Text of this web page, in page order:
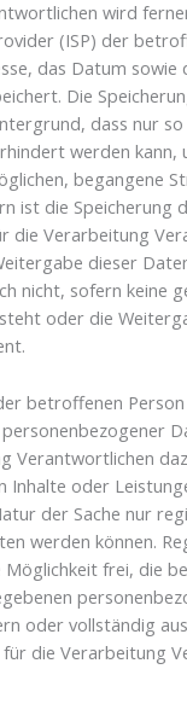
wird
(ISP) der
das Datum sowie
Die
dass nur
werden kann,
begangene
ist die Speicherung
die Verarbeitung
dieser
nicht, sofern keine
oder die
betroffenen
Verantwortlichen
Inhalte oder
der Sache nur
werden können.
frei, die
oder vollständig
die Verarbeitung